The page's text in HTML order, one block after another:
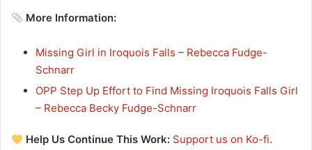
More Information:
Missing Girl in Iroquois Falls – Rebecca Fudge-
Schnarr
OPP Step Up Effort to Find Missing Iroquois Falls Girl
– Rebecca Becky Fudge-Schnarr
Help Us Continue This Work: Support us on Ko-fi.